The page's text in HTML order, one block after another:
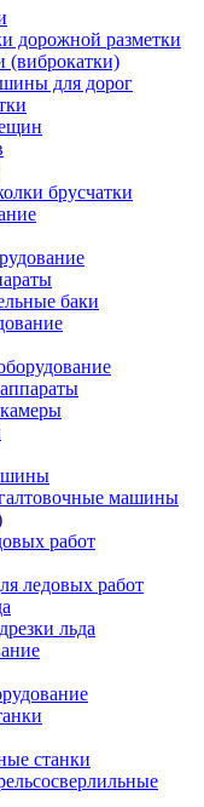
дорожной разметки
(виброкатки)
для дорог
брусчатки
баки
машины
работ
ледовых работ
льда
станки